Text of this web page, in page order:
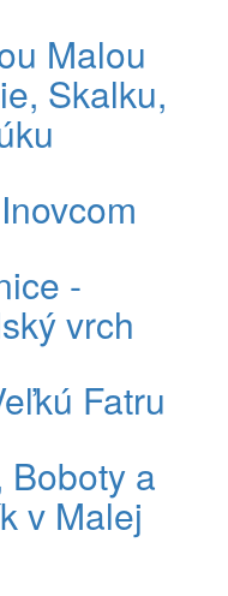
Malou
Skalku,
-
vrch
Fatru
Boboty a
v Malej